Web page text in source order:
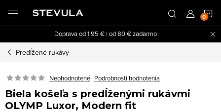
obsah
Doprava od 1.95 € | od 80 € zadarmo
Predĺžené rukávy
Neohodnotené Podrobnosti hodnotenia
Biela košeľa s predĺženými rukávmi
OLYMP Luxor, Modern fit